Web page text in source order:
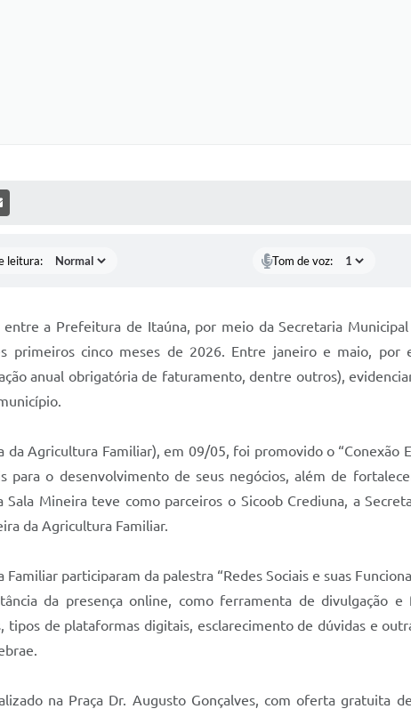
MÍDIAS
leitura: Tom de voz:
a Prefeitura de Itaúna, por meio da Secretaria
primeiros cinco meses de 2026. Entre janeiro e maio, por
anual obrigatória de faturamento, dentre outros),
da Agricultura Familiar), em 09/05, foi promovido o
para o desenvolvimento de seus negócios, além de
Mineira teve como parceiros o Sicoob Crediuna, a
da Agricultura Familiar.
participaram da palestra “Redes Sociais e suas
da presença online, como ferramenta de divulgação
de plataformas digitais, esclarecimento de dúvidas e
na Praça Dr. Augusto Gonçalves, com oferta gratuita